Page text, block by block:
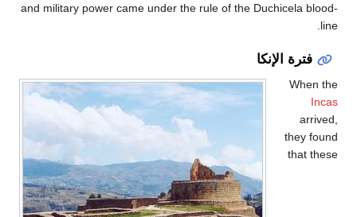
and military power came under the rule of the
الإنكا